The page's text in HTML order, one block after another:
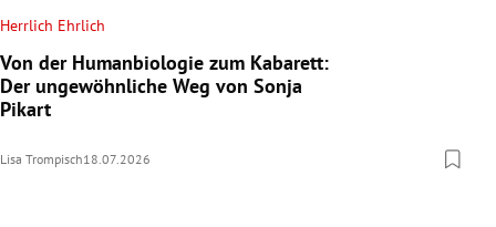
Herrlich Ehrlich
Von der Humanbiologie zum Kabarett:
Der ungewöhnliche Weg von Sonja
Pikart
Lisa Trompisch18.07.2026